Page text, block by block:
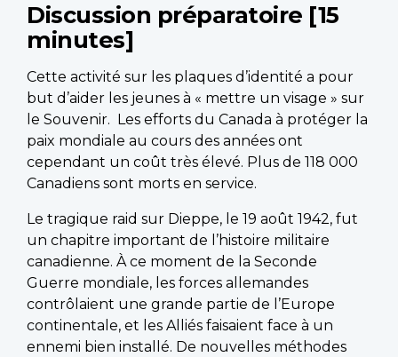
Discussion préparatoire [15
minutes]
Cette activité sur les plaques d’identité a pour
but d’aider les jeunes à « mettre un visage » sur
le Souvenir. Les efforts du Canada à protéger la
paix mondiale au cours des années ont
cependant un coût très élevé. Plus de 118 000
Canadiens sont morts en service.
Le tragique raid sur Dieppe, le 19 août 1942, fut
un chapitre important de l’histoire militaire
canadienne. À ce moment de la Seconde
Guerre mondiale, les forces allemandes
contrôlaient une grande partie de l’Europe
continentale, et les Alliés faisaient face à un
ennemi bien installé. De nouvelles méthodes